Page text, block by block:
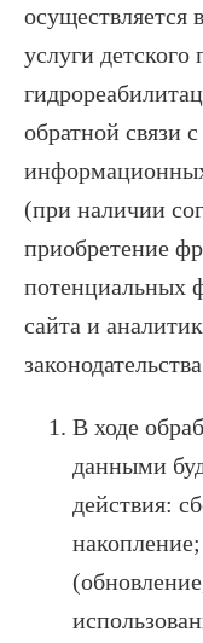
осуществляется
услуги детского
обратной связи
(при наличии
приобретение
потенциальных
сайта и
В ходе
данными
действия: